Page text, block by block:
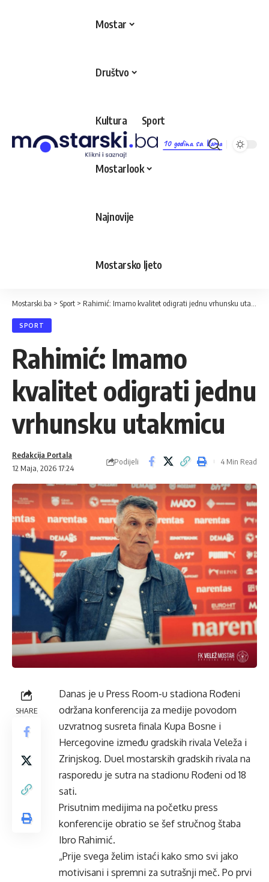
10 godina sa Vama
Mostar
Društvo
Kultura Sport
Mostarlook
Najnovije
Mostarsko ljeto
Mostarski.ba > Sport > Rahimić: Imamo kvalitet odigrati jednu vrhunsku utakmicu
SPORT
Rahimić: Imamo
kvalitet odigrati jednu
vrhunsku utakmicu
12 Maja, 2026 17:24
Redakcija Portala
Podijeli 4 Min Read
SHARE
Danas je u Press Room-u stadiona Rođeni
održana konferencija za medije povodom
uzvratnog susreta finala Kupa Bosne i
Hercegovine između gradskih rivala Veleža i
Zrinjskog. Duel mostarskih gradskih rivala na
rasporedu je sutra na stadionu Rođeni od 18
sati.
Prisutnim medijima na početku press
konferencije obratio se šef stručnog štaba
Ibro Rahimić.
„Prije svega želim istaći kako smo svi jako
motivisani i spremni za sutrašnji meč. Po prvi